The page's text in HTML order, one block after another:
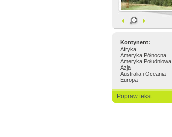
Kontynent:
Afryka
Ameryka Północna
Ameryka Południowa
Azja
Australia i Oceania
Europa
Popraw tekst